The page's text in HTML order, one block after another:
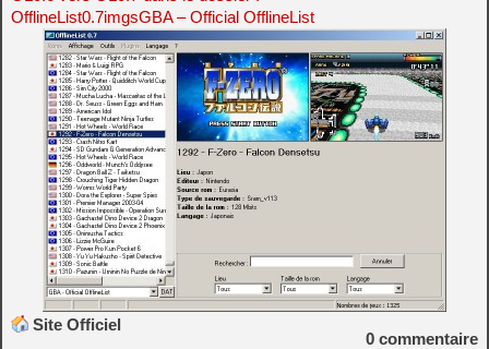
OfflineList0.7imgsGBA – Official OfflineList
Site Officiel
0 commentaire